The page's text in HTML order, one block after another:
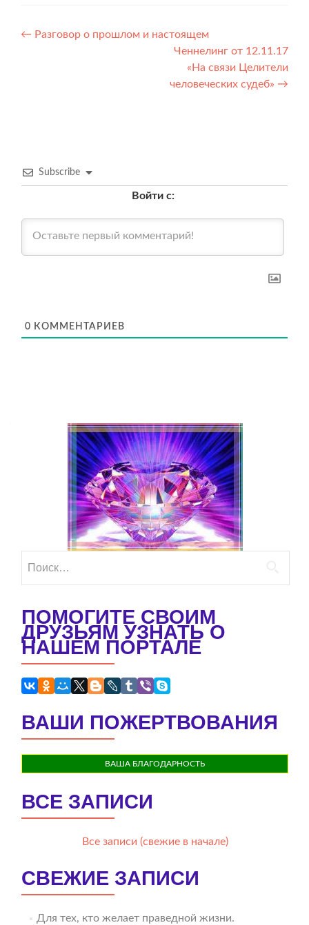
Навигация
← Разговор о прошлом и настоящем
Ченнелинг от 12.11.17
«На связи Целители
человеческих судеб» →
Subscribe
Войти с:
0 КОММЕНТАРИЕВ
ПОМОГИТЕ СВОИМ
ДРУЗЬЯМ УЗНАТЬ О
НАШЕМ ПОРТАЛЕ
ВАШИ ПОЖЕРТВОВАНИЯ
ВАША БЛАГОДАРНОСТЬ
ВСЕ ЗАПИСИ
Все записи (свежие в начале)
СВЕЖИЕ ЗАПИСИ
Для тех, кто желает праведной жизни.